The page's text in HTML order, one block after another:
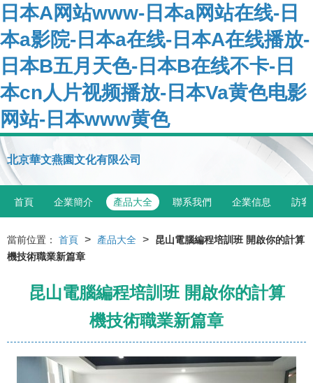
日本A网站www-日本a网站在线-日
本a影院-日本a在线-日本A在线播放-
日本B五月天色-日本B在线不卡-日
本cn人片视频播放-日本Va黄色电影
网站-日本www黄色
北京華文燕園文化有限公司
首頁 企業簡介 產品大全 聯系我們 企業信息 訪客
當前位置： 首頁 > 產品大全 >
昆山電腦編程培訓班 開啟你的計算
機技術職業新篇章
昆山電腦編程培訓班 開啟你的計算
機技術職業新篇章